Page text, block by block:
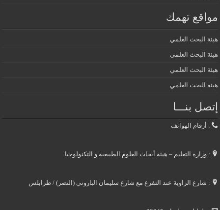
مواقع تهمك
هيئة البحث العلمي
هيئة البحث العلمي
هيئة البحث العلمي
هيئة البحث العلمي
إتصل بنـــا
: أرقام الهواتف
: وزارة التعليم – هيئة أبحاث العلوم الطبيعية و التكنولوجيا
: شارع الزاوية عند التفرع مع شارع سليمان الباروني (النصر) / طرابلس